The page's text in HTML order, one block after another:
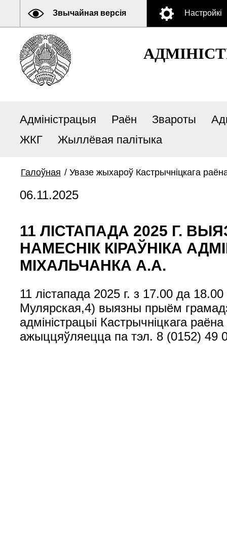
Звычайная версія Настройкі
Адміністрацыя Раён Звароты
ЖКГ
Жыллёвая палітыка
Галоўная / Увазе жыхароў Кастрычніцкага
06.11.2025
11 ЛІСТАПАДА 2025 Г.
НАМЕСНІК КІРАЎНІКА
МІХАЛЬЧАНКА А.А.
11 лістапада 2025 г. з 17.00 да
Мулярская,4) выязны прыём
адміністрацыі Кастрычніцкага
ажыццяўляецца па тэл. 8 (0152)